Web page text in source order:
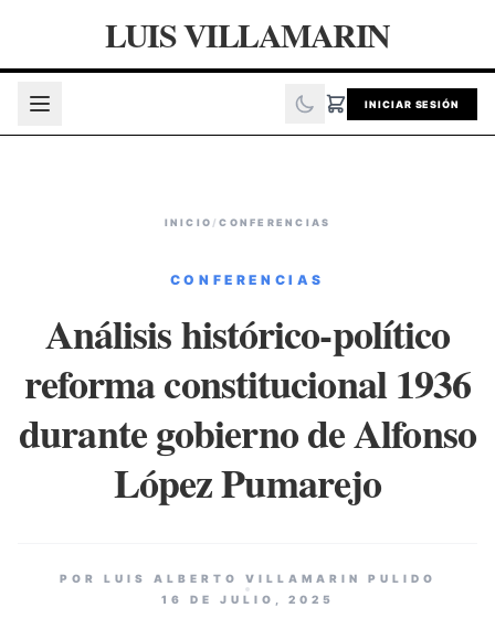
LUIS VILLAMARIN
INICIAR SESIÓN
INICIO /CONFERENCIAS
CONFERENCIAS
Análisis histórico-político
reforma constitucional 1936
durante gobierno de Alfonso
López Pumarejo
POR LUIS ALBERTO VILLAMARIN PULIDO
16 DE JULIO, 2025